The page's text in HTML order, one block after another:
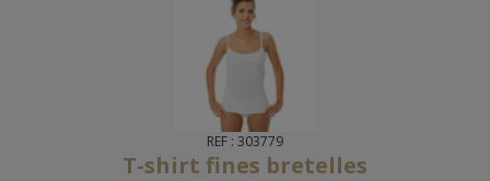
REF : 303779
T-shirt fines bretelles